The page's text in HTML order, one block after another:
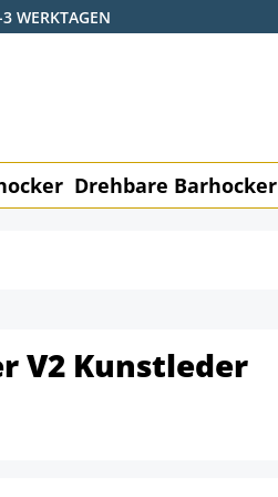
WERKTAGEN
Drehbare Barhocker
V2 Kunstleder